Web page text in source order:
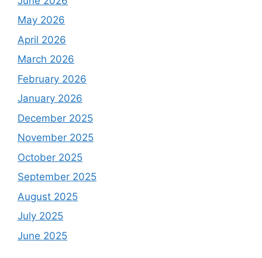
May 2026
April 2026
March 2026
February 2026
January 2026
December 2025
November 2025
October 2025
September 2025
August 2025
July 2025
June 2025